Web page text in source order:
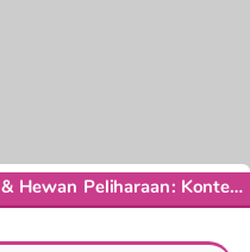
Putri & Hewan Peliharaan: Kontes Foto